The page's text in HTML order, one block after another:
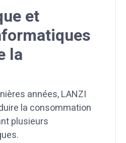
et
la
années, LANZI
la consommation
plusieurs